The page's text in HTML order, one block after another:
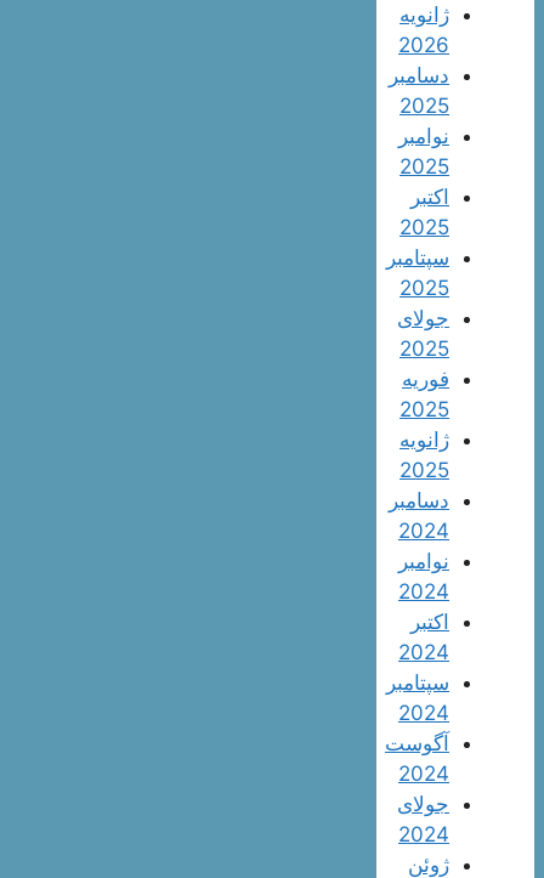
ژانویه
2026
دسامبر
2025
نوامبر
2025
اکتبر
2025
سپتامبر
2025
جولای
2025
فوریه
2025
ژانویه
2025
دسامبر
2024
نوامبر
2024
اکتبر
2024
سپتامبر
2024
آگوست
2024
جولای
2024
ژوئن